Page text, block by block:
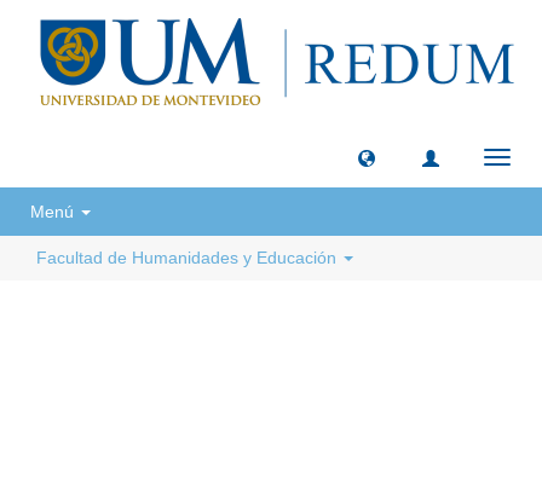
Menú
Facultad de Humanidades y Educación